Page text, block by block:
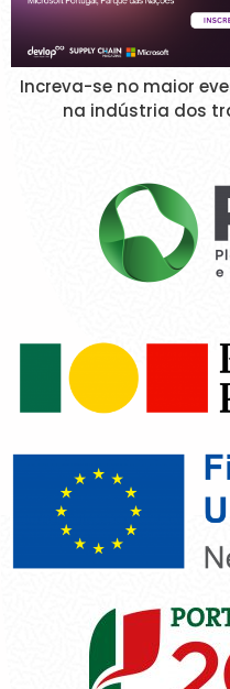
Increva-se no maior
na indústria dos